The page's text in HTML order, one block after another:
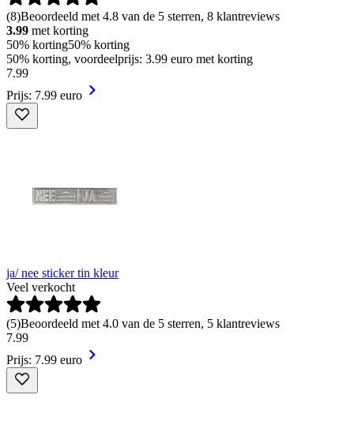
(8)Beoordeeld met 4.8 van de 5 sterren, 8 klantreviews
3.99 met korting
50% korting50% korting
50% korting, voordeelprijs: 3.99 euro met korting
7.99
Prijs: 7.99 euro
ja/ nee sticker tin kleur
Veel verkocht
(5)Beoordeeld met 4.0 van de 5 sterren, 5 klantreviews
7.99
Prijs: 7.99 euro